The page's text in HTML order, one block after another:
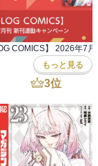
もっと見る
3位